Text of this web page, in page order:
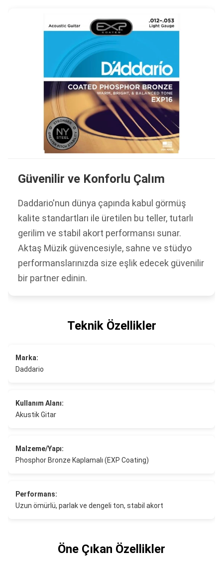
Güvenilir ve Konforlu Çalım
Daddario'nun dünya çapında kabul görmüş
kalite standartları ile üretilen bu teller, tutarlı
gerilim ve stabil akort performansı sunar.
Aktaş Müzik güvencesiyle, sahne ve stüdyo
performanslarınızda size eşlik edecek güvenilir
bir partner edinin.
Teknik Özellikler
Marka:
Daddario
Kullanım Alanı:
Akustik Gitar
Malzeme/Yapı:
Phosphor Bronze Kaplamalı (EXP Coating)
Performans:
Uzun ömürlü, parlak ve dengeli ton, stabil akort
Öne Çıkan Özellikler